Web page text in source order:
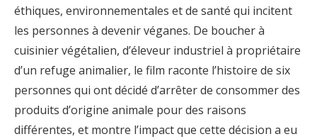
éthiques, environnementales et de santé qui incitent
les personnes à devenir véganes. De boucher à
cuisinier végétalien, d’éleveur industriel à propriétaire
d’un refuge animalier, le film raconte l’histoire de six
personnes qui ont décidé d’arrêter de consommer des
produits d’origine animale pour des raisons
différentes, et montre l’impact que cette décision a eu